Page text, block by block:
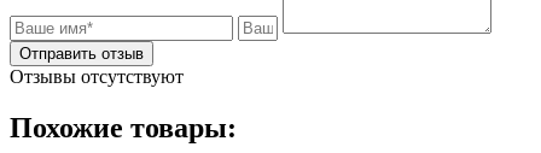
Отправить отзыв
Отзывы отсутствуют
Похожие товары: